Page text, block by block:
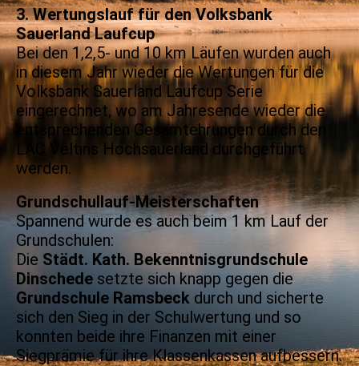
3. Wertungslauf für den Volksbank
Sauerland Laufcup
Bei den 1,2,5- und 10 km Läufen wurden auch
in diesem Jahr wieder die Wertungen für die
Volksbank Sauerland Laufcup Serie
eingerechnet, wo am Jahresende wieder die
entsprechenden Gesamtehrungen durch den
LAC Veltins Hochsauerland durchgeführt
werden.
Grundschullauf-Meisterschaften
Spannend wurde es auch beim 1 km Lauf der
Grundschulen:
Die Städt. Kath. Bekenntnisgrundschule
Dinschede setzte sich knapp gegen die
Grundschule Ramsbeck durch und sicherte
sich den Sieg in der Schulwertung und so
konnten beide ihre Finanzen mit einer
Siegprämie für ihre Klassenkassen aufbessern.